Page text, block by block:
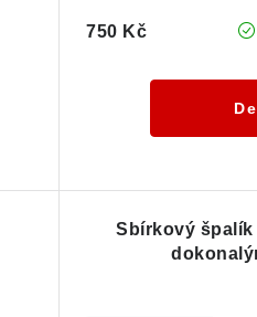
750 Kč
Sbírkový